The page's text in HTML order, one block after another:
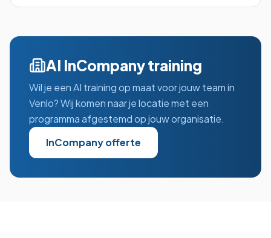
AI InCompany training
Wil je eenAI training op maat voor jouw team in
Venlo? Wij komen naar je locatie met een
programma afgestemd op jouw organisatie.
InCompany offerte